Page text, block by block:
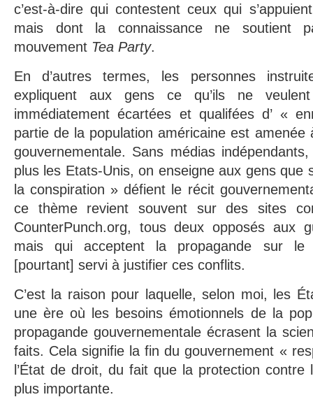
c’est-à-dire qui contestent ceux qui
mais dont la connaissance ne soutient
mouvement Tea Party.
En d’autres termes, les personnes
expliquent aux gens ce qu’ils ne
immédiatement écartées et qualifées d’ «
partie de la population américaine est amenée
gouvernementale. Sans médias
plus les Etats-Unis, on enseigne aux gens que
la conspiration » défient le récit
ce thème revient souvent sur des sites
CounterPunch.org, tous deux opposés aux
mais qui acceptent la propagande sur le
[pourtant] servi à justifier ces conflits.
C’est la raison pour laquelle, selon moi, les
une ère où les besoins émotionnels de la
propagande gouvernementale écrasent la
faits. Cela signifie la fin du gouvernement «
l’État de droit, du fait que la protection contre
plus importante.